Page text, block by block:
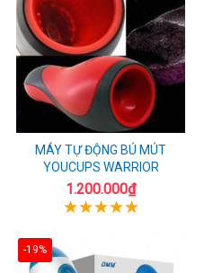
MÁY TỰ ĐỘNG BÚ MÚT
YOUCUPS WARRIOR
1.200.000₫
-19%